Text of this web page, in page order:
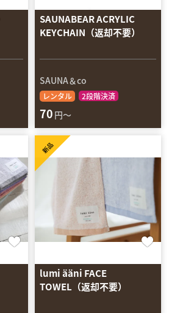
SAUNABEAR ACRYLIC
KEYCHAIN（返却不要）
SAUNA＆co
レンタル 2段階決済
70 円～
lumi ääni FACE
TOWEL（返却不要）
新品